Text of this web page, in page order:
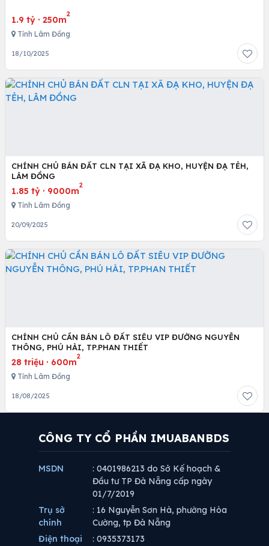
1.9 tỷ · 250m
2
Tỉnh Lâm Đồng
18/10/2025
CHÍNH CHỦ BÁN ĐẤT CLN TẠI XÃ ĐẠ KHO, HUYỆN ĐẠ TẺH,
LÂM ĐỒNG
1.85 tỷ · 9000m
2
Tỉnh Lâm Đồng
20/09/2025
CHÍNH CHỦ CẦN BÁN LÔ ĐẤT SIÊU VIP ĐƯỜNG NGUYỄN
THÔNG, PHÚ HÀI, TP.PHAN THIẾT
28 triệu · 600m
2
Tỉnh Lâm Đồng
18/08/2025
CÔNG TY CỔ PHẦN IMUABANBDS
MSDN
: 0401986213 do Sở Kế hoạch &
Đầu tư TP Đà Nẵng cấp ngày
01/7/2019
Trụ sở
chính
: 16 Nguyễn Sơn Hà, phường Hòa
Cường, tp Đà Nẵng
Điện thoại
: 0935373173